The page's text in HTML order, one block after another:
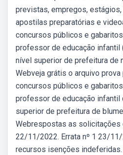
previstas, empregos,
apostilas preparatórias e
concursos públicos e
professor de educação infantil
nível superior de prefeitura de
Webveja grátis o arquivo
concursos públicos e
professor de educação infantil
superior de prefeitura de
Webrespostas as solicitações
22/11/2022. Errata nº 1 23/
recursos isenções